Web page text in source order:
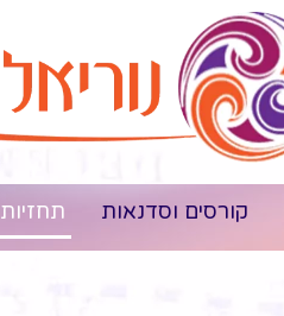
קורסים וסדנאות תחזיות